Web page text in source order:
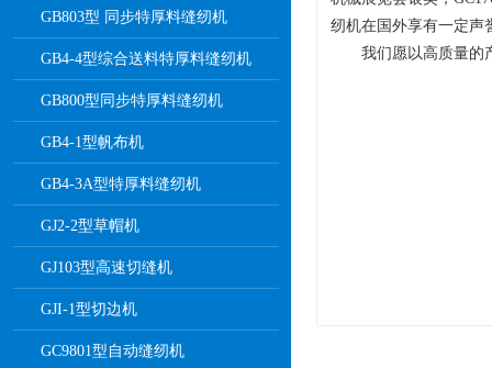
GB803型 同步特厚料缝纫机
GB4-4型综合送料特厚料缝纫机
GB800型同步特厚料缝纫机
GB4-1型帆布机
GB4-3A型特厚料缝纫机
GJ2-2型草帽机
GJ103型高速切缝机
GJI-1型切边机
GC9801型自动缝纫机
纫机在国外享有一定声
我们愿以高质量的产